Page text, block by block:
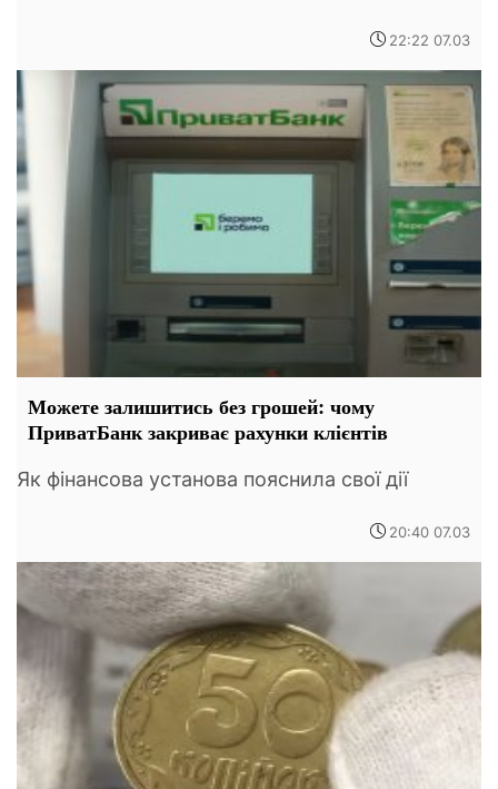
22:22 07.03
Можете залишитись без грошей: чому
ПриватБанк закриває рахунки клієнтів
Як фінансова установа пояснила свої дії
20:40 07.03